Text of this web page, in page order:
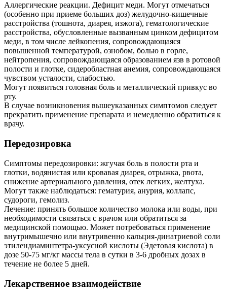
Аллергические реакции. Дефицит меди. Могут отмечаться
(особенно при приеме больших доз) желудочно-кишечные
расстройства (тошнота, диарея, изжога), гематологические
расстройства, обусловленные вызванным цинком дефицитом
меди, в том числе лейкопения, сопровождающаяся
повышенной температурой, ознобом, болью в горле,
нейтропения, сопровождающаяся образованием язв в ротовой
полости и глотке, сидеробластная анемия, сопровождающаяся
чувством усталости, слабостью.
Могут появиться головная боль и металлический привкус во
рту.
В случае возникновения вышеуказанных симптомов следует
прекратить применение препарата и немедленно обратиться к
врачу.
Передозировка
Симптомы передозировки: жгучая боль в полости рта и
глотки, водянистая или кровавая диарея, отрыжка, рвота,
снижение артериального давления, отек легких, желтуха.
Могут также наблюдаться: гематурия, анурия, коллапс,
судороги, гемолиз.
Лечение: принять большое количество молока или воды, при
необходимости связаться с врачом или обратиться за
медицинской помощью. Может потребоваться применение
внутримышечно или внутривенно кальция-динатриевой соли
этилендиаминтетра-уксусной кислоты (Эдетовая кислота) в
дозе 50-75 мг/кг массы тела в сутки в 3-6 дробных дозах в
течение не более 5 дней.
Лекарственное взаимодействие